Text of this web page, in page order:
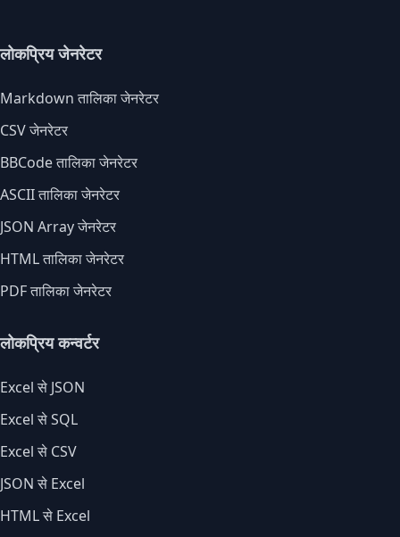
लोकप्रिय जेनरेटर
Markdown तालिका जेनरेटर
CSV जेनरेटर
BBCode तालिका जेनरेटर
ASCII तालिका जेनरेटर
JSON Array जेनरेटर
HTML तालिका जेनरेटर
PDF तालिका जेनरेटर
लोकप्रिय कन्वर्टर
Excel से JSON
Excel से SQL
Excel से CSV
JSON से Excel
HTML से Excel